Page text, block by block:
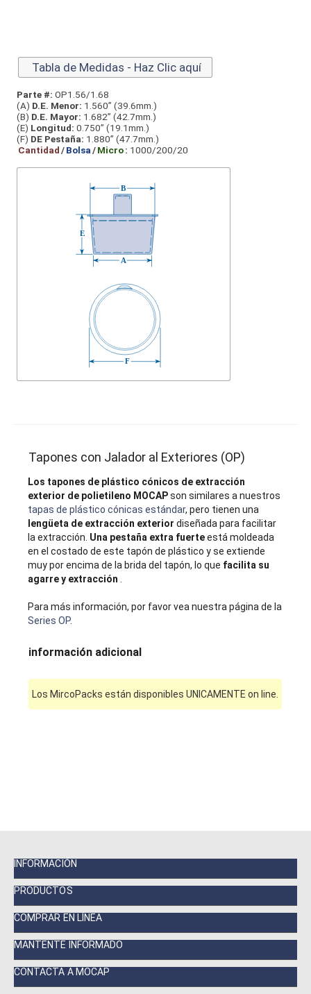
Tabla de Medidas - Haz Clic aquí
Parte #: OP1.56/1.68
(A) D.E. Menor: 1.560” (39.6mm.)
(B) D.E. Mayor: 1.682” (42.7mm.)
(E) Longitud: 0.750” (19.1mm.)
(F) DE Pestaña: 1.880” (47.7mm.)
Cantidad/Bolsa/Micro: 1000/200/20
Tapones con Jalador al Exteriores (OP)
Los tapones de plástico cónicos de extracción
exterior de polietileno MOCAPson similares a nuestros
tapas de plástico cónicas estándar, pero tienen una
lengüeta de extracción exterior diseñada para facilitar
la extracción. Una pestaña extra fuerteestá moldeada
en el costado de este tapón de plástico y se extiende
muy por encima de la brida del tapón, lo que facilita su
agarre y extracción
Para más información, por favor vea nuestra página de la
Series OP.
información adicional
Los MircoPacks están disponibles UNICAMENTE on line.
INFORMACIÓN
PRODUCTOS
COMPRAR EN LÍNEA
MANTENTE INFORMADO
CONTACTA A MOCAP